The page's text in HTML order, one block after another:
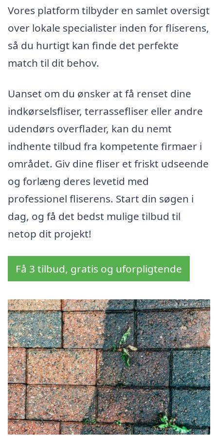
Vores platform tilbyder en samlet oversigt
over lokale specialister inden for fliserens,
så du hurtigt kan finde det perfekte
match til dit behov.
Uanset om du ønsker at få renset dine
indkørselsfliser, terrassefliser eller andre
udendørs overflader, kan du nemt
indhente tilbud fra kompetente firmaer i
området. Giv dine fliser et friskt udseende
og forlæng deres levetid med
professionel fliserens. Start din søgen i
dag, og få det bedst mulige tilbud til
netop dit projekt!
Få 3 tilbud, gratis og uforpligtende